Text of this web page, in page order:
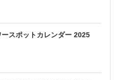
スポットカレンダー 2025